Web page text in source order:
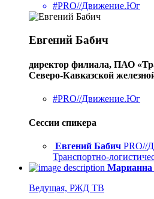
#PRO//Движение.Юг
Евгений Бабич
директор филиала, ПАО
Северо-Кавказской
#PRO//Движение.Юг
Сессии спикера
Евгений Бабич PRO//
Транспортно-
Марианна
Ведущая, РЖД ТВ